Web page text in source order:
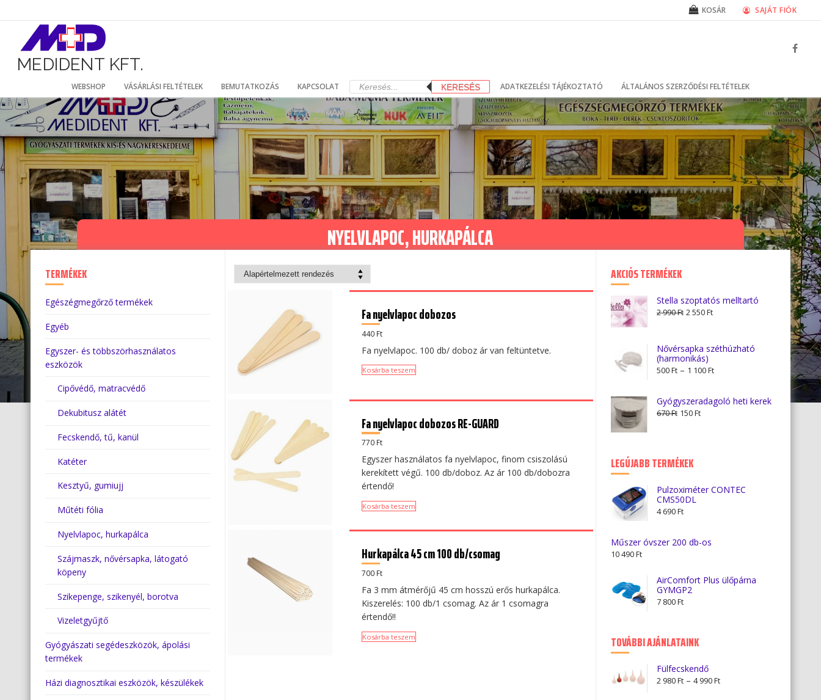
a
tartalomhoz
KOSÁR SAJÁT FIÓK
MEDIDENT KFT.
WEBSHOP VÁSÁRLÁSI FELTÉTELEK BEMUTATKOZÁS KAPCSOLAT Products
search KERESÉS ADATKEZELÉSI TÁJÉKOZTATÓ ÁLTALÁNOS SZERZŐDÉSI FELTÉTELEK
NYELVLAPOC, HURKAPÁLCA
Fa nyelvlapoc dobozos
440 Ft
Fa nyelvlapoc. 100 db/ doboz ár van feltüntetve.
Kosárba teszem
Fa nyelvlapoc dobozos RE-GUARD
770 Ft
Egyszer használatos fa nyelvlapoc, finom csiszolású
kerekített végű. 100 db/doboz. Az ár 100 db/dobozra
értendő!
Kosárba teszem
Hurkapálca 45 cm 100 db/csomag
700 Ft
Fa 3 mm átmérőjű 45 cm hosszú erős hurkapálca.
Kiszerelés: 100 db/1 csomag. Az ár 1 csomagra
értendő!!
Kosárba teszem
AKCIÓS TERMÉKEK
Stella szoptatós melltartó
2 990Ft Original
2
990 Ft.
2 550FtCurrent
2
550 Ft.
Nővérsapka széthúzható
(harmonikás)
500Ft – 1 100FtÁrtartomány:
1
Gyógyszeradagoló heti kerek
670Ft Original
150FtCurrent
LEGÚJABB TERMÉKEK
Pulzoximéter CONTEC
CMS50DL
4 690Ft
Műszer óvszer 200 db-os
10 490Ft
AirComfort Plus ülőpárna
GYMGP2
7 800Ft
TOVÁBBI AJÁNLATAINK
Fülfecskendő
2 980Ft – 4 990FtÁrtartomány:
TERMÉKEK
Egészégmegőrző termékek
Egyéb
Egyszer- és többszörhasználatos
eszközök
Cipővédő, matracvédő
Dekubitusz alátét
Fecskendő, tű, kanül
Katéter
Kesztyű, gumiujj
Műtéti fólia
Nyelvlapoc, hurkapálca
Szájmaszk, nővérsapka, látogató
köpeny
Szikepenge, szikenyél, borotva
Vizeletgyűjtő
Gyógyászati segédeszközök, ápolási
termékek
Házi diagnosztikai eszközök, készülékek